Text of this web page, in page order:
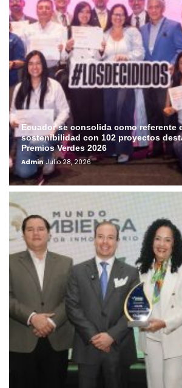
Ecuador se consolida como referente
sostenibilidad con 102 proyectos
Premios Verdes 2026
Admin Julio 28, 2026